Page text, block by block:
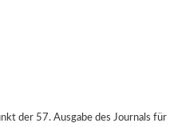
der 57. Ausgabe des Journals für